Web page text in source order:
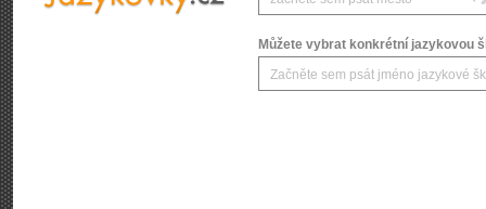
Můžete vybrat konkrétní jazykovou